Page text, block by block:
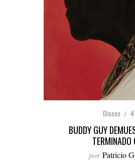
Discos
BUDDY GUY
TERMINADO
por Patricio